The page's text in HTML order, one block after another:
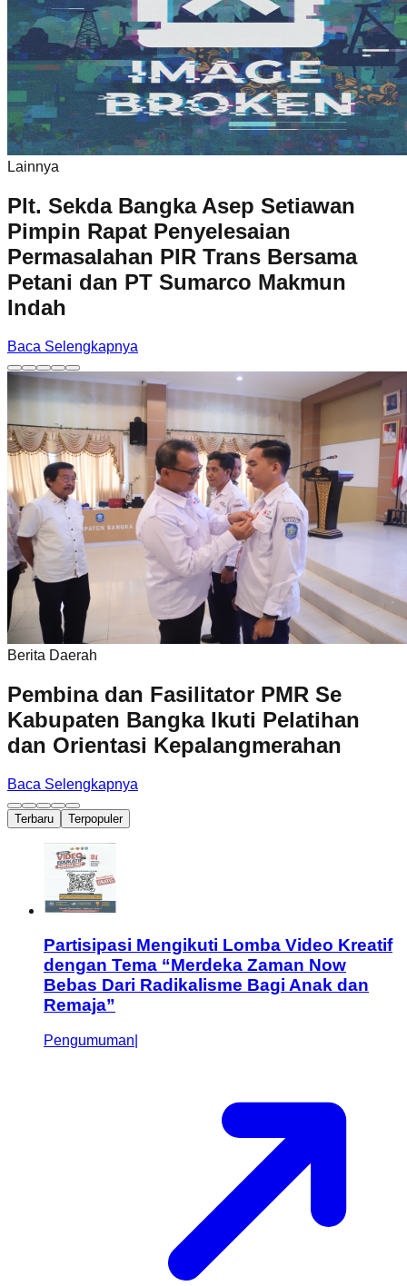
Lainnya
Plt. Sekda Bangka Asep Setiawan
Pimpin Rapat Penyelesaian
Permasalahan PIR Trans Bersama
Petani dan PT Sumarco Makmun
Indah
Baca Selengkapnya
Berita Daerah
Pembina dan Fasilitator PMR Se
Kabupaten Bangka Ikuti Pelatihan
dan Orientasi Kepalangmerahan
Baca Selengkapnya
Terbaru Terpopuler
Partisipasi Mengikuti Lomba Video Kreatif
dengan Tema “Merdeka Zaman Now
Bebas Dari Radikalisme Bagi Anak dan
Remaja”
Pengumuman